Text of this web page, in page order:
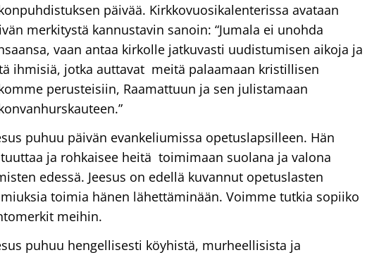
päivää. Kirkkovuosikalenterissa avataan
merkitystä kannustavin sanoin: “Jumala ei unohda
vaan antaa kirkolle jatkuvasti uudistumisen aikoja ja
ihmisiä, jotka auttavat meitä palaamaan kristillisen
perusteisiin, Raamattuun ja sen julistamaan
puhuu päivän evankeliumissa opetuslapsilleen. Hän
ja rohkaisee heitä toimimaan suolana ja valona
edessä. Jeesus on edellä kuvannut opetuslasten
toimia hänen lähettäminään. Voimme tutkia sopiiko
meihin.
puhuu hengellisesti köyhistä, murheellisista ja